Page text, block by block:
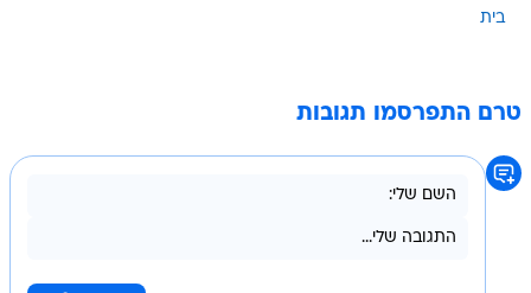
בית
טרם התפרסמו תגובות